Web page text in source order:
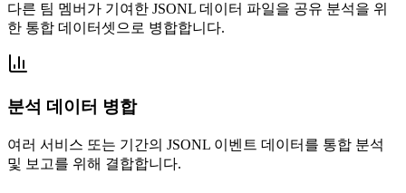
다른 팀 멤버가 기여한 JSONL 데이터 파일을 공유 분석을 위
한 통합 데이터셋으로 병합합니다.
분석 데이터 병합
여러 서비스 또는 기간의 JSONL 이벤트 데이터를 통합 분석
및 보고를 위해 결합합니다.